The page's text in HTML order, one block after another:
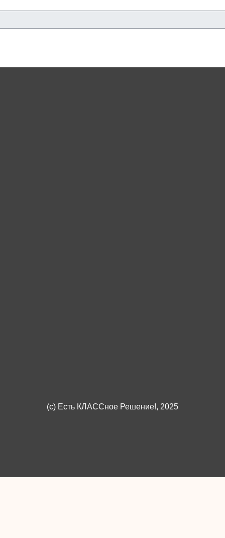
(c) Есть КЛАССное Решение!, 2025